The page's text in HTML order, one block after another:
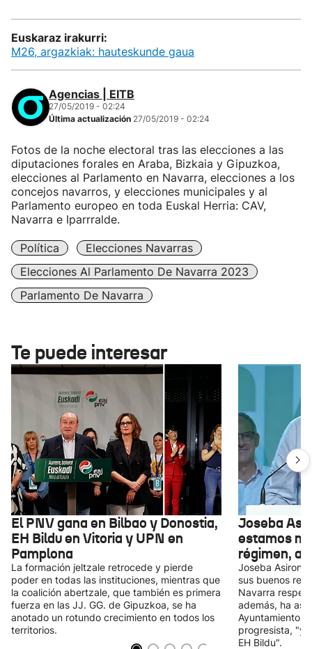
Euskaraz irakurri:
M26, argazkiak: hauteskunde gaua
Agencias | EITB
27/05/2019 - 02:24
Última actualización 27/05/2019 - 02:24
Fotos de la noche electoral tras las elecciones a las
diputaciones forales en Araba, Bizkaia y Gipuzkoa,
elecciones al Parlamento en Navarra, elecciones a los
concejos navarros, y elecciones municipales y al
Parlamento europeo en toda Euskal Herria: CAV,
Navarra e Iparrralde.
Política
Elecciones Navarras
Elecciones Al Parlamento De Navarra 2023
Parlamento De Navarra
Te puede interesar
El PNV gana en Bilbao y Donostia,
EH Bildu en Vitoria y UPN en
Pamplona
La formación jeltzale retrocede y pierde
poder en todas las instituciones, mientras que
la coalición abertzale, que también es primera
fuerza en las JJ. GG. de Gipuzkoa, se ha
anotado un rotundo crecimiento en todos los
territorios.
Joseba
estamos
régimen, a
Joseba Asiron
sus buenos
Navarra
además, ha
Ayuntamiento
progresista, "y
EH Bildu".